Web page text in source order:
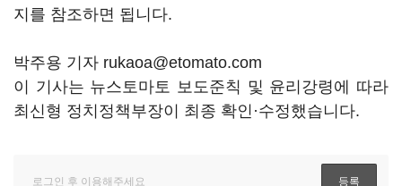
지를 참조하면 됩니다.
박주용 기자 rukaoa@etomato.com
이 기사는 뉴스토마토 보도준칙 및 윤리강령에 따라
최신형 정치정책부장이 최종 확인·수정했습니다.